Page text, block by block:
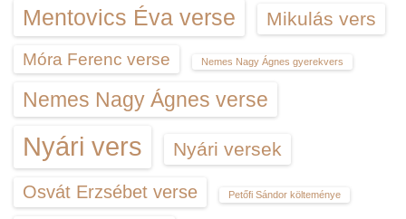
Mentovics Éva verse Mikulás vers
Móra Ferenc verse Nemes Nagy Ágnes gyerekvers
Nemes Nagy Ágnes verse
Nyári vers Nyári versek
Osvát Erzsébet verse Petőfi Sándor költeménye